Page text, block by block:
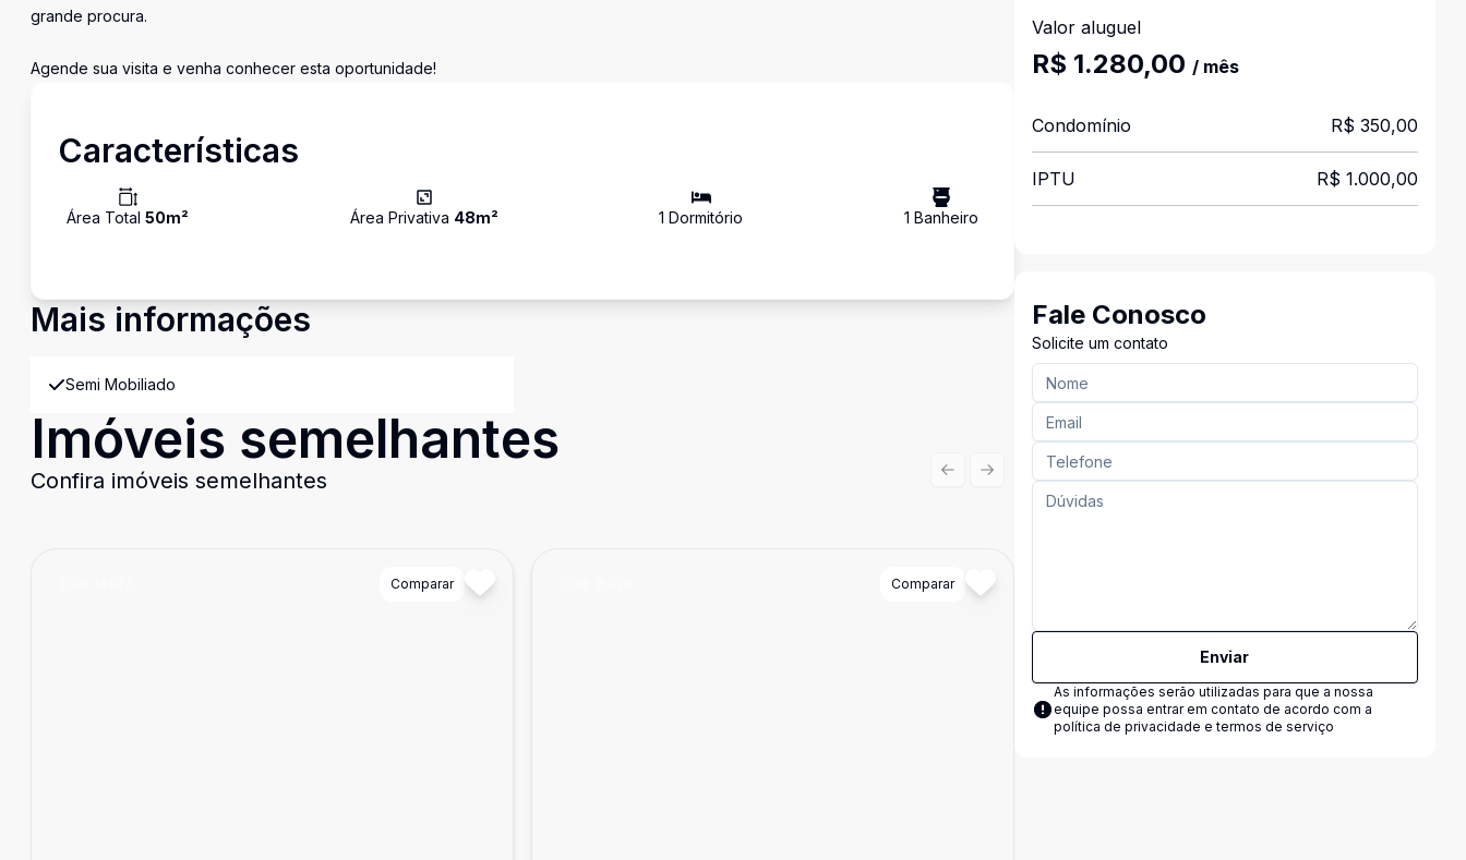
grande procura.
Agende sua visita e venha conhecer esta oportunidade!
Características
Área Total 50m² Área Privativa 48m² 1 Dormitório 1 Banheiro
Mais informações
Semi Mobiliado
Imóveis semelhantes
Confira imóveis semelhantes
Comparar Comparar
Previous slide
Next slide
Valor aluguel
R$ 1.280,00 / mês
Condomínio R$ 350,00
IPTU R$ 1.000,00
Fale Conosco
Solicite um contato
Enviar
As informações serão utilizadas para que a nossa
equipe possa entrar em contato de acordo com a
política de privacidade e termos de serviço